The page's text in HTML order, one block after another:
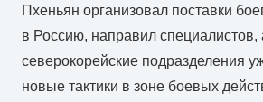
Пхеньян организовал поставки
в Россию, направил специалистов,
северокорейские подразделения
новые тактики в зоне боевых